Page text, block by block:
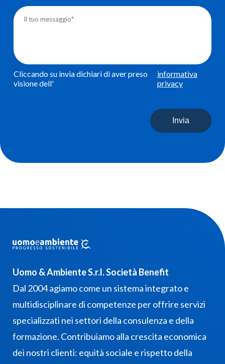
Cliccando su invia dichiari di aver preso
visione dell'
informativa
privacy
Invia
Uomo & Ambiente S.r.l. Società Benefit
Dal 2004 agiamo come un sistema integrato e
multidisciplinare di competenze per offrire servizi
specializzati nei settori della consulenza e della
formazione. Contribuiamo alla crescita economica
dei nostri clienti: equità sociale e rispetto della